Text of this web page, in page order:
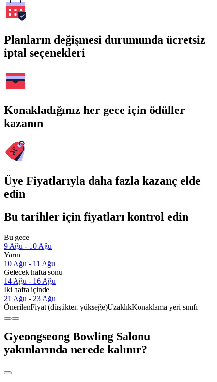
Planların değişmesi durumunda ücretsiz
iptal seçenekleri
Konakladığınız her gece için ödüller
kazanın
Üye Fiyatlarıyla daha fazla kazanç elde
edin
Bu tarihler için fiyatları kontrol edin
Bu gece
9 Ağu - 10 Ağu
Yarın
10 Ağu - 11 Ağu
Gelecek hafta sonu
14 Ağu - 16 Ağu
İki hafta içinde
21 Ağu - 23 Ağu
ÖnerilenFiyat (düşükten yükseğe)UzaklıkKonaklama yeri sınıfı
Gyeongseong Bowling Salonu
yakınlarında nerede kalınır?